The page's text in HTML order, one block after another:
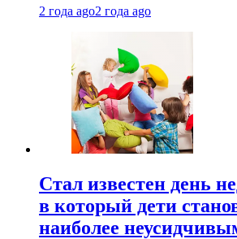
2 года ago2 года ago
Стал известен день
в который дети
наиболее